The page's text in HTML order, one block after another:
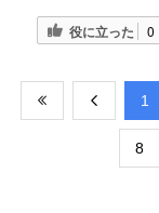
役に立った 0
​1
​8